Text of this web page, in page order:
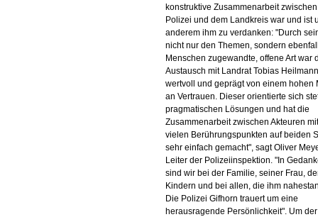
konstruktive Zusammenarbeit
Polizei und dem Landkreis war und ist
anderem ihm zu verdanken: "Durch
nicht nur den Themen, sondern
Menschen zugewandte, offene Art war
Austausch mit Landrat Tobias
wertvoll und geprägt von einem hohen
an Vertrauen. Dieser orientierte sich
pragmatischen Lösungen und hat die
Zusammenarbeit zwischen Akteuren mit
vielen Berührungspunkten auf beiden
sehr einfach gemacht", sagt Oliver
Leiter der Polizeiinspektion. "In
sind wir bei der Familie, seiner Frau,
Kindern und bei allen, die ihm
Die Polizei Gifhorn trauert um eine
herausragende Persönlichkeit". Um der